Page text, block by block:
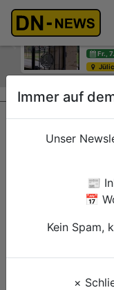
Fr.,
Fr.,
Previous
Immer auf
Unser
📰
📅
Kein Spam,
×